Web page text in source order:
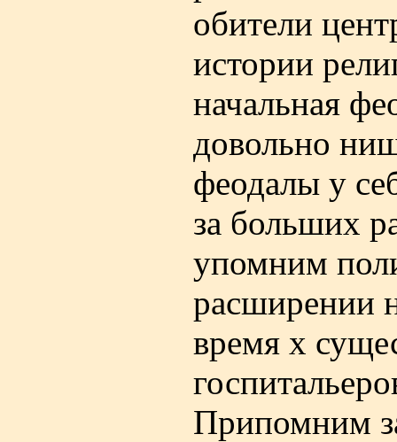
обители
истории
начальная
довольно
феодалы у
за больших
упомним
расширении
время х
Припомним